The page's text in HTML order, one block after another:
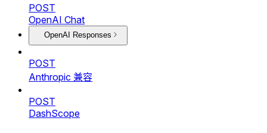
POST
OpenAI Chat
OpenAI Responses
POST
Anthropic 兼容
POST
DashScope